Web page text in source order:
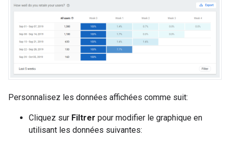
Personnalisez les données affichées comme suit:
Cliquez sur Filtrer pour modifier le graphique en
utilisant les données suivantes: